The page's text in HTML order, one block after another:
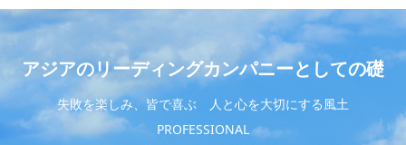
アジアのリーディングカンパニーとしての礎
失敗を楽しみ、皆で喜ぶ 人と心を大切にする風土
PROFESSIONAL